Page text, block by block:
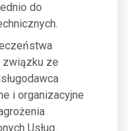
do
związku ze
i organizacyjne
Usług.